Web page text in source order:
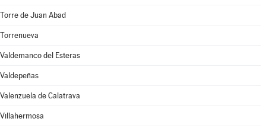
Torre de Juan Abad
Torrenueva
Valdemanco del Esteras
Valdepeñas
Valenzuela de Calatrava
Villahermosa